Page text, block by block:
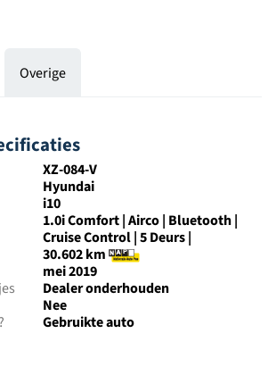
Overige
XZ-084-V
Hyundai
i10
1.0i Comfort | Airco | Bluetooth |
Cruise Control | 5 Deurs |
30.602 km
mei 2019
Dealer onderhouden
Nee
Gebruikte auto